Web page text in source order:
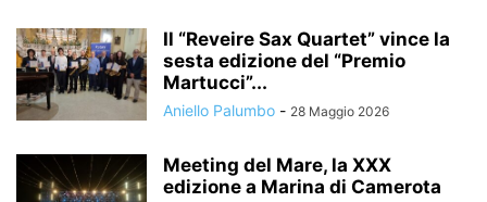
Il “Reveire Sax Quartet” vince la
sesta edizione del “Premio
Martucci”...
Aniello Palumbo - 28 Maggio 2026
Meeting del Mare, la XXX
edizione a Marina di Camerota